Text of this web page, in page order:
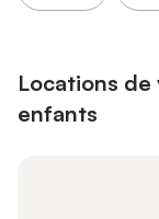
Locations de
enfants